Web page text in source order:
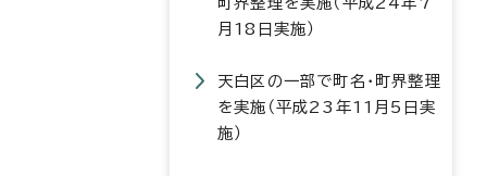
月18日実施）
天白区の一部で町名・町界整理
を実施（平成23年11月5日実
施）